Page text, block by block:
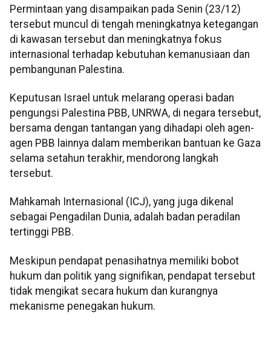
Permintaan yang disampaikan pada Senin (23/12)
tersebut muncul di tengah meningkatnya ketegangan
di kawasan tersebut dan meningkatnya fokus
internasional terhadap kebutuhan kemanusiaan dan
pembangunan Palestina.
Keputusan Israel untuk melarang operasi badan
pengungsi Palestina PBB, UNRWA, di negara tersebut,
bersama dengan tantangan yang dihadapi oleh agen-
agen PBB lainnya dalam memberikan bantuan ke Gaza
selama setahun terakhir, mendorong langkah
tersebut.
Mahkamah Internasional (ICJ), yang juga dikenal
sebagai Pengadilan Dunia, adalah badan peradilan
tertinggi PBB.
Meskipun pendapat penasihatnya memiliki bobot
hukum dan politik yang signifikan, pendapat tersebut
tidak mengikat secara hukum dan kurangnya
mekanisme penegakan hukum.